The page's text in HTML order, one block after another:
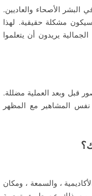
البشر الأصحاء والعاديين.
مشكلة حقيقية. لهذا
يريدون أن يتعلموا
قبل وبعد العملية مضللة.
المشاهير مع المظهر
، والسمعة ، ومكان